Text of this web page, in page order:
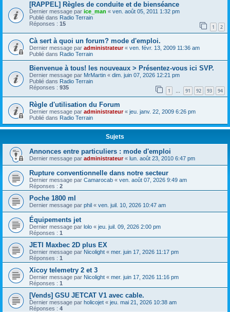
[RAPPEL] Règles de conduite et de bienséance
Dernier message par ice_man « ven. août 05, 2011 1:32 pm
Publié dans Radio Terrain
Réponses : 15 1 2
Cà sert à quoi un forum? mode d'emploi.
Dernier message par administrateur« ven. févr. 13, 2009 11:36 am
Publié dans Radio Terrain
Bienvenue à tous! les nouveaux > Présentez-vous ici SVP.
Dernier message par MrMartin « dim. juin 07, 2026 12:21 pm
Publié dans Radio Terrain
Réponses : 935 1 … 91 92 93 94
Règle d'utilisation du Forum
Dernier message par administrateur« jeu. janv. 22, 2009 6:26 pm
Publié dans Radio Terrain
Sujets
Annonces entre particuliers : mode d'emploi
Dernier message par administrateur« lun. août 23, 2010 6:47 pm
Rupture conventionnelle dans notre secteur
Dernier message par Camarocab « ven. août 07, 2026 9:49 am
Réponses : 2
Poche 1800 ml
Dernier message par phil « ven. juil. 10, 2026 10:47 am
Équipements jet
Dernier message par lolo « jeu. juil. 09, 2026 2:00 pm
Réponses : 1
JETI Maxbec 2D plus EX
Dernier message par Nicolight « mer. juin 17, 2026 11:17 pm
Réponses : 1
Xicoy telemetry 2 et 3
Dernier message par Nicolight « mer. juin 17, 2026 11:16 pm
Réponses : 1
[Vends] GSU JETCAT V1 avec cable.
Dernier message par holicojet « jeu. mai 21, 2026 10:38 am
Réponses : 4